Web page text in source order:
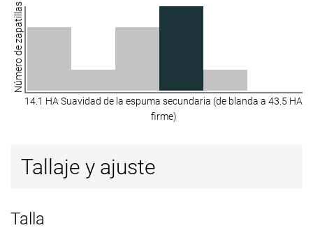
Número de zapatillas
14.1 HA Suavidad de la espuma secundaria (de blanda a
firme)
43.5 HA
Tallaje y ajuste
Talla